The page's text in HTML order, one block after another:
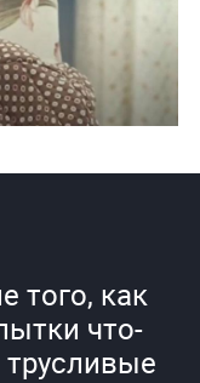
того, как
что-
трусливые